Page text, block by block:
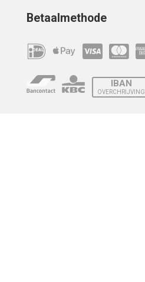
Betaalmethode
IBAN
OVERCHRIJVING